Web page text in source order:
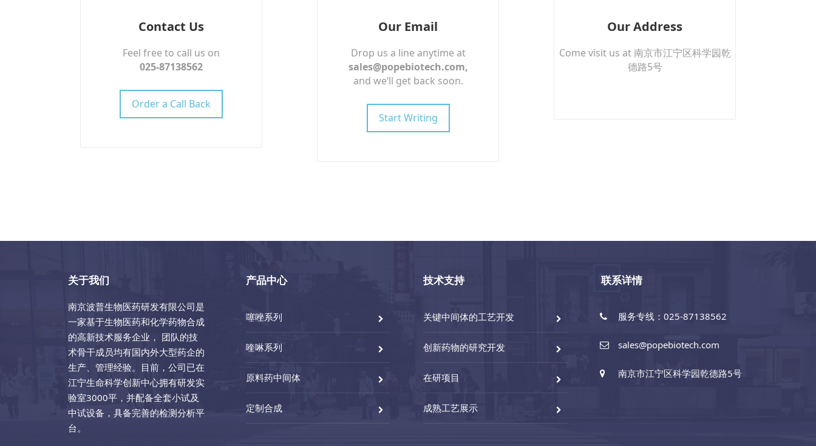
Contact Us
Feel free to call us on
025-87138562
Order a Call Back
Our Email
Drop us a line anytime at
sales@popebiotech.com,
and we’ll get back soon.
Start Writing
Our Address
Come visit us at 南京市江宁区科学园乾
德路5号
关于我们
南京波普生物医药研发有限公司是
一家基于生物医药和化学药物合成
的高新技术服务企业， 团队的技
术骨干成员均有国内外大型药企的
生产、管理经验。目前，公司已在
江宁生命科学创新中心拥有研发实
验室3000平，并配备全套小试及
中试设备，具备完善的检测分析平
台。
产品中心
噻唑系列
喹啉系列
原料药中间体
定制合成
技术支持
关键中间体的工艺开发
创新药物的研究开发
在研项目
成熟工艺展示
联系详情
服务专线：025-87138562
sales@popebiotech.com
南京市江宁区科学园乾德路5号